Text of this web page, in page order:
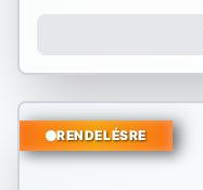
RENDELÉSRE